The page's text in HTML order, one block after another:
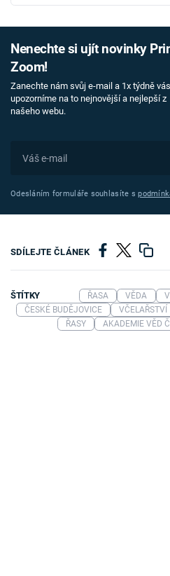
Nenechte si ujít novinky
Zoom!
Zanechte nám svůj e-mail a 1x týdně vás
upozorníme na to nejnovější a nejlepší z
našeho webu.
Odesláním formuláře souhlasíte s
SDÍLEJTE ČLÁNEK
ŠTÍTKY ŘASA VĚDA
ČESKÉ BUDĚJOVICE
VČELAŘSTVÍ
ŘASY
AKADEMIE VĚD